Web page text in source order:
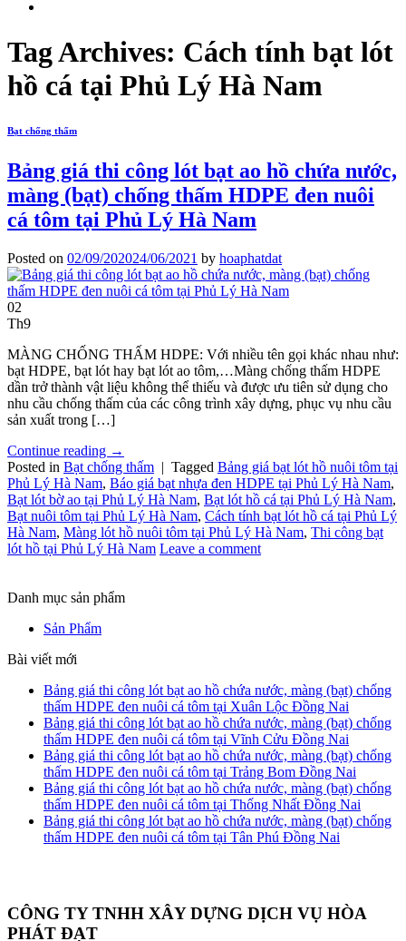
Tag Archives: Cách tính bạt lót
hồ cá tại Phủ Lý Hà Nam
Bạt chống thấm
Bảng giá thi công lót bạt ao hồ chứa nước,
màng (bạt) chống thấm HDPE đen nuôi
cá tôm tại Phủ Lý Hà Nam
Posted on 02/09/202024/06/2021 by hoaphatdat
02
Th9
MÀNG CHỐNG THẤM HDPE: Với nhiều tên gọi khác nhau như:
bạt HDPE, bạt lót hay bạt lót ao tôm,…Màng chống thấm HDPE
dần trở thành vật liệu không thể thiếu và được ưu tiên sử dụng cho
nhu cầu chống thấm của các công trình xây dựng, phục vụ nhu cầu
sản xuất trong […]
Continue reading →
Posted in Bạt chống thấm | Tagged Bảng giá bạt lót hồ nuôi tôm tại
Phủ Lý Hà Nam, Báo giá bạt nhựa đen HDPE tại Phủ Lý Hà Nam,
Bạt lót bờ ao tại Phủ Lý Hà Nam, Bạt lót hồ cá tại Phủ Lý Hà Nam,
Bạt nuôi tôm tại Phủ Lý Hà Nam, Cách tính bạt lót hồ cá tại Phủ Lý
Hà Nam, Màng lót hồ nuôi tôm tại Phủ Lý Hà Nam, Thi công bạt
lót hồ tại Phủ Lý Hà Nam Leave a comment
Danh mục sản phẩm
Sản Phẩm
Bài viết mới
Bảng giá thi công lót bạt ao hồ chứa nước, màng (bạt) chống
thấm HDPE đen nuôi cá tôm tại Xuân Lộc Đồng Nai
Bảng giá thi công lót bạt ao hồ chứa nước, màng (bạt) chống
thấm HDPE đen nuôi cá tôm tại Vĩnh Cửu Đồng Nai
Bảng giá thi công lót bạt ao hồ chứa nước, màng (bạt) chống
thấm HDPE đen nuôi cá tôm tại Trảng Bom Đồng Nai
Bảng giá thi công lót bạt ao hồ chứa nước, màng (bạt) chống
thấm HDPE đen nuôi cá tôm tại Thống Nhất Đồng Nai
Bảng giá thi công lót bạt ao hồ chứa nước, màng (bạt) chống
thấm HDPE đen nuôi cá tôm tại Tân Phú Đồng Nai
CÔNG TY TNHH XÂY DỰNG DỊCH VỤ HÒA
PHÁT ĐẠT